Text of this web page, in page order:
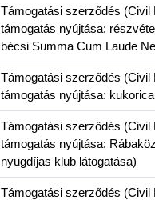
Támogatási szerződés (Civil
támogatás nyújtása:
bécsi Summa Cum Laude
Támogatási szerződés (Civil
támogatás nyújtása:
Támogatási szerződés (Civil
támogatás nyújtása:
nyugdíjas klub látogatása)
Támogatási szerződés (Civil